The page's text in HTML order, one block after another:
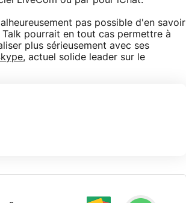
pas possible d'en savoir
pourrait en tout cas permettre à
plus sérieusement avec ses
, actuel solide leader sur le